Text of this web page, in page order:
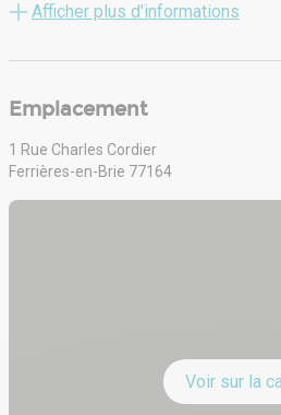
- Faux plafonds
- Plinthes périphériques
SERVICES :
Afficher plus d'informations
Emplacement
1 Rue Charles Cordier
Ferrières-en-Brie 77164
Voir sur la